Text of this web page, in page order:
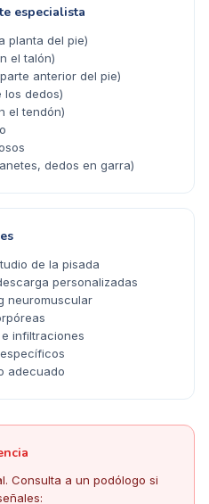
especialista
planta del pie)
el talón)
anterior del pie)
los dedos)
el tendón)
dedos en garra)
de la pisada
personalizadas
neuromuscular
infiltraciones
adecuado
Consulta a un podólogo si